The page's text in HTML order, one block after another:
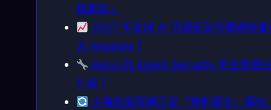
動起來」
2027 年全球 AI 代理安全市場規模會
大 feasible？
Reco 的 Agent Security 平台到底
什麼？
企業防禦架構正從「規則導向」轉向